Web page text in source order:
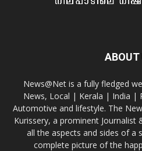
ABOUT
News@Net is a fully fledged
News, Local | Kerala | India |
Automotive and lifestyle. The
Kurissery, a prominent Journalist
all the aspects and sides of a
complete picture of the